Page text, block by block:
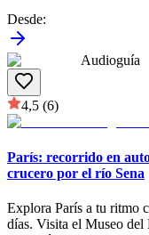
Desde:
Audioguía
4,5 (6)
París: recorrido en
crucero por el río Sena
Explora París a tu ritmo
días. Visita el Museo